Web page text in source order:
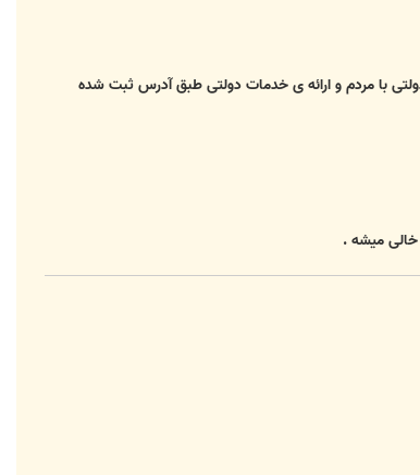
با مردم و ارائه ی خدمات دولتی طبق آدرس ثبت شده